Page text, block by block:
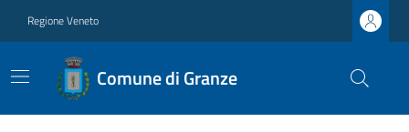
Regione Veneto
Comune di Granze